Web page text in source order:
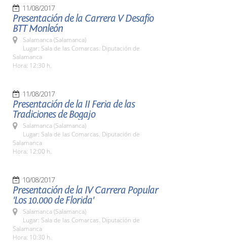
11/08/2017
Presentación de la Carrera V Desafío
BTT Monleón
Salamanca (Salamanca)
Lugar: Sala de las Comarcas. Diputación de
Salamanca
Hora: 12:30 h.
11/08/2017
Presentación de la II Feria de las
Tradiciones de Bogajo
Salamanca (Salamanca)
Lugar: Sala de las Comarcas. Diputación de
Salamanca
Hora: 12:00 h.
10/08/2017
Presentación de la IV Carrera Popular
'Los 10.000 de Florida'
Salamanca (Salamanca)
Lugar: Sala de las Comarcas. Diputación de
Salamanca
Hora: 10:30 h.